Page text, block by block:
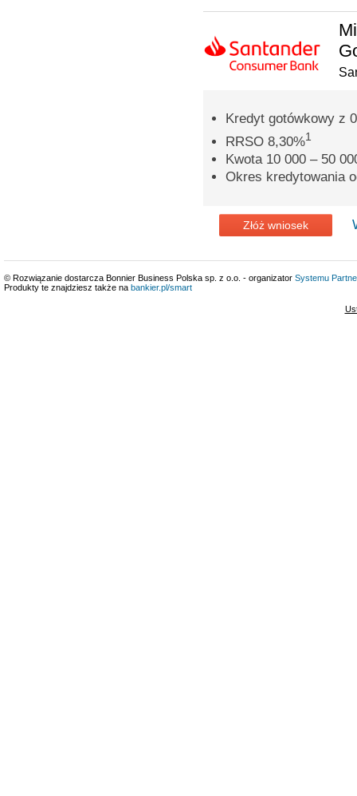
Kredyt gotówkowy z
RRSO 8,30%1
Kwota 10 000 – 50
Okres kredytowania
Złóż wniosek
© Rozwiązanie dostarcza Bonnier Business Polska sp. z o.o. - organizator Systemu
Produkty te znajdziesz także na bankier.pl/smart